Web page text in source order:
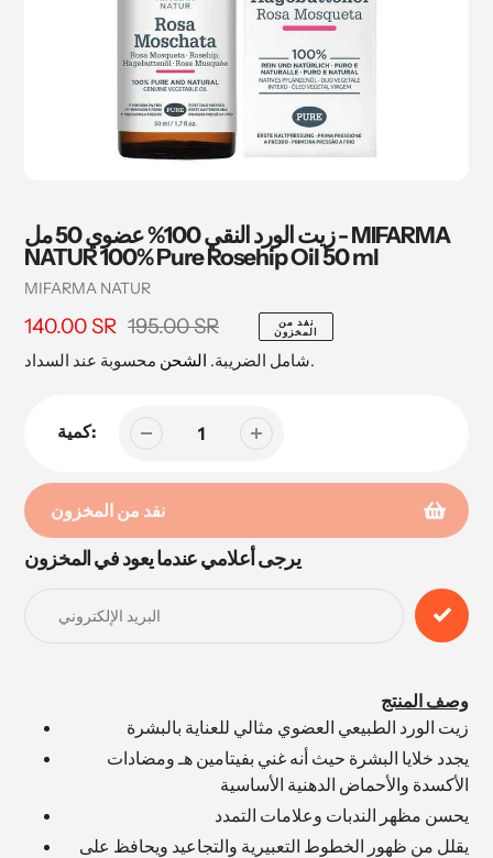
زيت الورد النقي 100% عضوي 50 مل - MIFARMA
NATUR 100% Pure Rosehip Oil 50 ml
بائع
MIFARMA NATUR
سعر
البيع
140.00 SR
السعر 195.00 SR
نفد من
المخزون
شامل الضريبة. الشحن محسوبة عند السداد.
كمية:
نفد من المخزون
إضافة
يرجى أعلامي عندما يعود في المخزون
وصف المنتج
زيت الورد الطبيعي العضوي مثالي للعناية بالبشرة
يجدد خلايا البشرة حيث أنه غني بفيتامين هـ ومضادات
الأكسدة والأحماض الدهنية الأساسية
يحسن مظهر الندبات وعلامات التمدد
يقلل من ظهور الخطوط التعبيرية والتجاعيد ويحافظ على